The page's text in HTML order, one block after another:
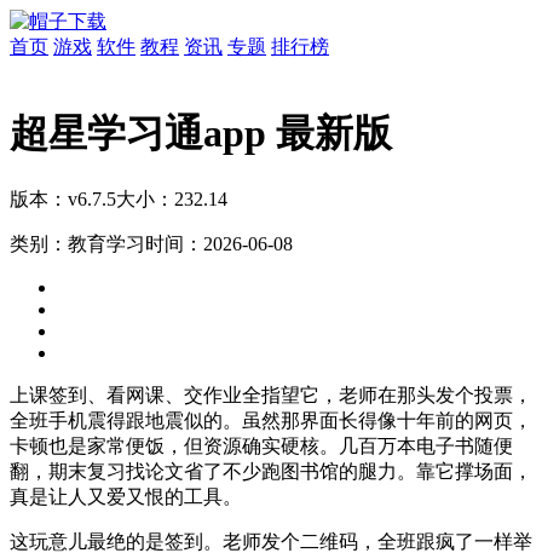
首页 游戏 软件 教程 资讯 专题 排行榜
超星学习通app 最新版
版本：v6.7.5大小：232.14
类别：教育学习时间：2026-06-08
上课签到、看网课、交作业全指望它，老师在那头发个投票，
全班手机震得跟地震似的。虽然那界面长得像十年前的网页，
卡顿也是家常便饭，但资源确实硬核。几百万本电子书随便
翻，期末复习找论文省了不少跑图书馆的腿力。靠它撑场面，
真是让人又爱又恨的工具。
这玩意儿最绝的是签到。老师发个二维码，全班跟疯了一样举